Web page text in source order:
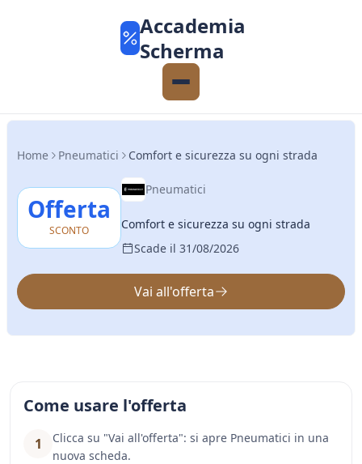
Accademia
Scherma
Home Pneumatici Comfort e sicurezza su ogni strada
Offerta
SCONTO
Pneumatici
Comfort e sicurezza su ogni strada
Scade il 31/08/2026
Vai all'offerta
Come usare l'offerta
1
Clicca su "Vai all'offerta": si apre Pneumatici in una
nuova scheda.